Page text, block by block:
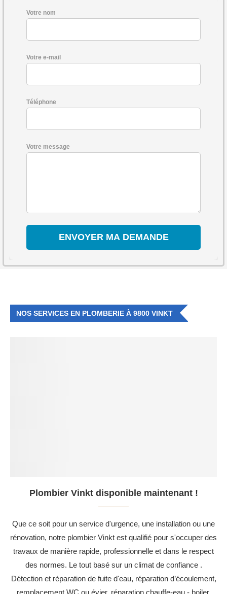
Votre nom
Votre e-mail
Téléphone
Votre message
NOS SERVICES EN PLOMBERIE À 9800 VINKT
Plombier Vinkt disponible maintenant !
Que ce soit pour un service d'urgence, une installation ou une
rénovation, notre plombier Vinkt est qualifié pour s'occuper des
travaux de manière rapide, professionnelle et dans le respect
des normes. Le tout basé sur un climat de confiance .
Détection et réparation de fuite d'eau, réparation d’écoulement,